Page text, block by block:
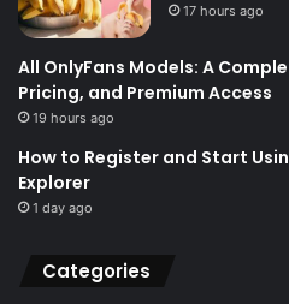
17 hours ago
All OnlyFans Models: A
Pricing, and Premium Access
19 hours ago
How to Register and Start
Explorer
1 day ago
Categories